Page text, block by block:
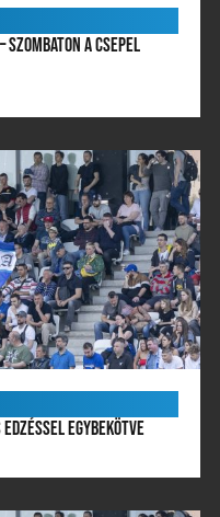
SZOMBATON A CSEPEL
EGYBEKÖTVE